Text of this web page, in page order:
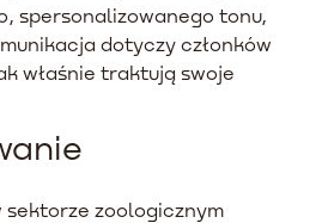
spersonalizowanego tonu,
dotyczy członków
właśnie traktują swoje
sektorze zoologicznym